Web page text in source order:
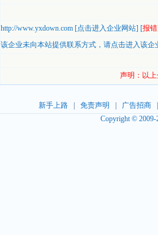
http://www.yxdown.com [点击进入企业网站] [报错
该企业未向本站提供联系方式， 请点击进入该企
声明：以
新手上路| 免责声明 广告招商
Copyright ©